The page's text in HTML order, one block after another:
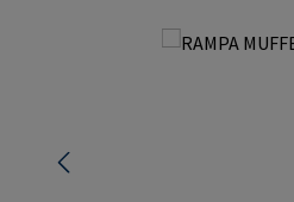
Bildergalerie überspringen